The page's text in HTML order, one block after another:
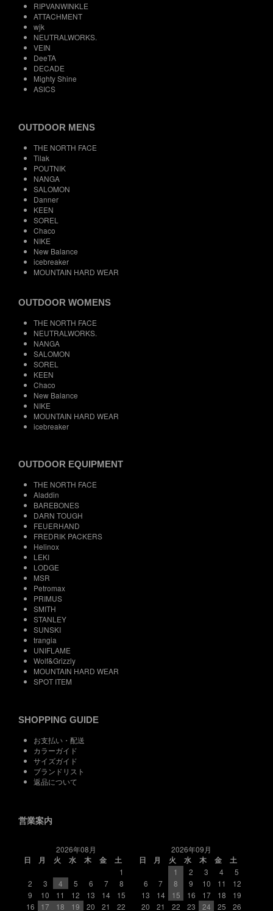
RIPVANWINKLE
ATTACHMENT
wjk
NEUTRALWORKS.
VEIN
DeeTA
DECADE
Mighty Shine
ASICS
OUTDOOR MENS
THE NORTH FACE
Tilak
POUTNIK
NANGA
SALOMON
Danner
KEEN
SOREL
Chaco
NIKE
New Balance
icebreaker
MOUNTAIN HARD WEAR
OUTDOOR WOMENS
THE NORTH FACE
NEUTRALWORKS.
NANGA
SALOMON
SOREL
KEEN
Chaco
New Balance
NIKE
MOUNTAIN HARD WEAR
icebreaker
OUTDOOR EQUIPMENT
THE NORTH FACE
Aladdin
BAREBONES
DARN TOUGH
FEUERHAND
FREDRIK PACKERS
Helinox
LEKI
LODGE
MSR
Petromax
PRIMUS
SMITH
STANLEY
SUNSKI
trangia
UNIFLAME
Wolf&Grizzly
MOUNTAIN HARD WEAR
SPOT ITEM
SHOPPING GUIDE
お支払い・配送
カラーガイド
サイズガイド
ブランドリスト
返品について
営業案内
2026年08月
日
月 火 水 木 金
土
1
2
3 4 5 6 7
8
9
10 11 12 13 14
15
16
17 18 19 20 21 22
2026年09月
日
月 火 水 木 金
土
1
2 3 4
5
6
7 8 9 10 11
12
13
14 15 16 17 18
19
20
21 22 23 24 25 26